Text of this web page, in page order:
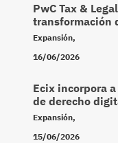
PwC Tax &
transformación
Expansión,
16/06/2026
Ecix incorpora
de derecho
Expansión,
15/06/2026